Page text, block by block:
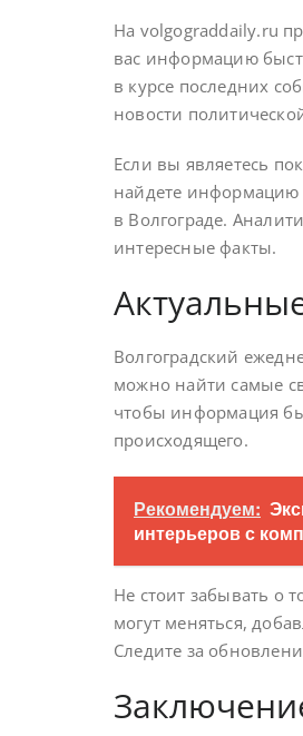
На volgograddaily.ru
вас информацию
в курсе последних
новости
Если вы являетесь
найдете информацию
в Волгограде.
интересные факты.
Волгоградский
можно найти самые
чтобы информация
происходящего.
Рекомендуем:
интерьеров с
Не стоит забывать о
могут меняться,
Следите за